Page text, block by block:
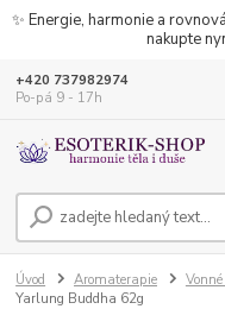
✨ Energie, harmonie a
nakupte
+420 737982974
Po-pá 9 - 17h
Úvod Aromaterapie
Yarlung Buddha 62g